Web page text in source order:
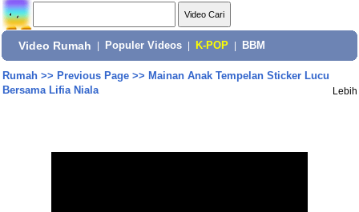
Video Rumah Populer Videos K-POP BBM
Rumah>> Previous Page>> Mainan Anak Tempelan Sticker Lucu
Bersama Lifia Niala
Lebih